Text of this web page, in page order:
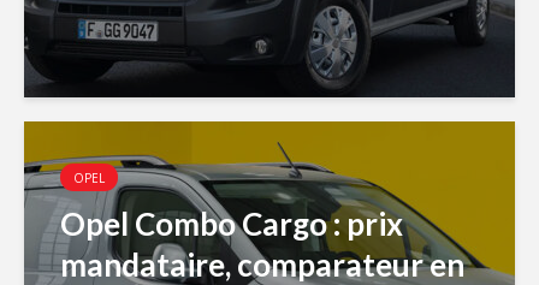
OPEL
Opel Combo Cargo : prix
mandataire, comparateur en